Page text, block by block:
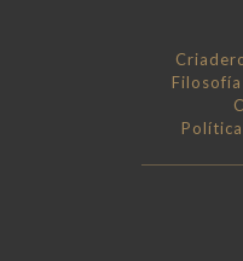
Filosofía